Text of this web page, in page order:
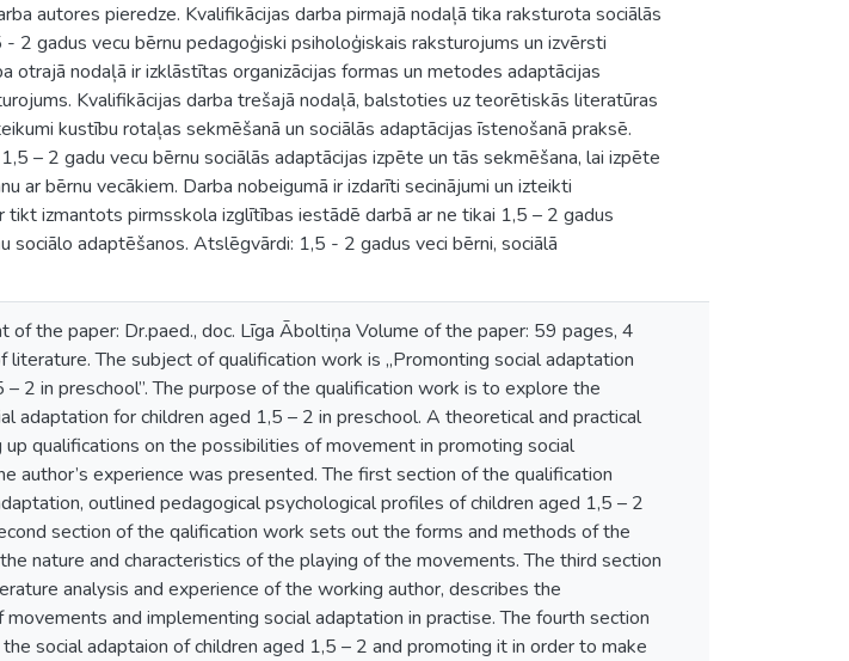
autores pieredze. Kvalifikācijas darba pirmajā nodaļā tika raksturota sociālās
2 gadus vecu bērnu pedagoģiski psiholoģiskais raksturojums un izvērsti
otrajā nodaļā ir izklāstītas organizācijas formas un metodes adaptācijas
Kvalifikācijas darba trešajā nodaļā, balstoties uz teorētiskās literatūras
kustību rotaļas sekmēšanā un sociālās adaptācijas īstenošanā praksē.
– 2 gadu vecu bērnu sociālās adaptācijas izpēte un tās sekmēšana, lai izpēte
ar bērnu vecākiem. Darba nobeigumā ir izdarīti secinājumi un izteikti
tikt izmantots pirmsskola izglītības iestādē darbā ar ne tikai 1,5 – 2 gadus
sociālo adaptēšanos. Atslēgvārdi: 1,5 - 2 gadus veci bērni, sociālā
of the paper: Dr.paed., doc. Līga Āboltiņa Volume of the paper: 59 pages, 4
The subject of qualification work is ,,Promonting social adaptation
2 in preschool’’. The purpose of the qualification work is to explore the
adaptation for children aged 1,5 – 2 in preschool. A theoretical and practical
qualifications on the possibilities of movement in promoting social
author’s experience was presented. The first section of the qualification
outlined pedagogical psychological profiles of children aged 1,5 – 2
section of the qalification work sets out the forms and methods of the
nature and characteristics of the playing of the movements. The third section
analysis and experience of the working author, describes the
and implementing social adaptation in practise. The fourth section
social adaptaion of children aged 1,5 – 2 and promoting it in order to make